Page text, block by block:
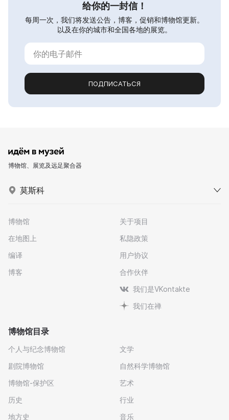
给你的一封信！
每周一次，我们将发送公告，博客，促销和博物馆更新。
以及在你的城市和全国各地的展览。
ПОДПИСАТЬСЯ
博物馆、展览及远足聚合器
莫斯科
博物馆
在地图上
编译
博客
关于项目
私隐政策
用户协议
合作伙伴
我们是VKontakte
我们在禅
博物馆目录
个人与纪念博物馆
剧院博物馆
博物馆-保护区
历史
地方史
文学
自然科学博物馆
艺术
行业
音乐